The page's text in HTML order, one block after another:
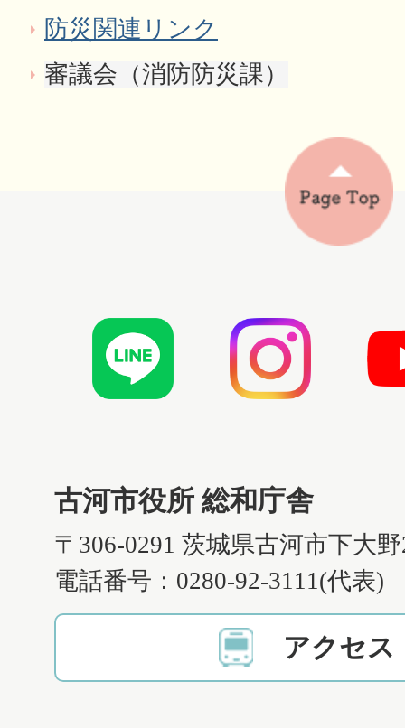
防災関連リンク
審議会（消防防災課）
古河市役所 総和庁舎
〒306-0291 茨城県古河市下大
電話番号：0280-92-3111(代表)
アクセス